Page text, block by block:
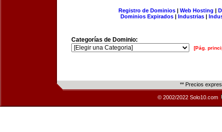
Registro de Dominios| Web Hosting |
Dominios Expirados | Industrias |
Categorías de Dominio:
[Pág.
** Precios
© 2002/2022 Solo10.com